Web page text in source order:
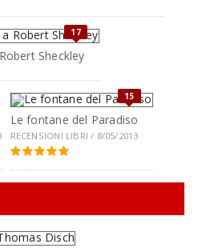
17
Sheckley
15
Le fontane del Paradiso
RECENSIONI LIBRI / 8/05/2013